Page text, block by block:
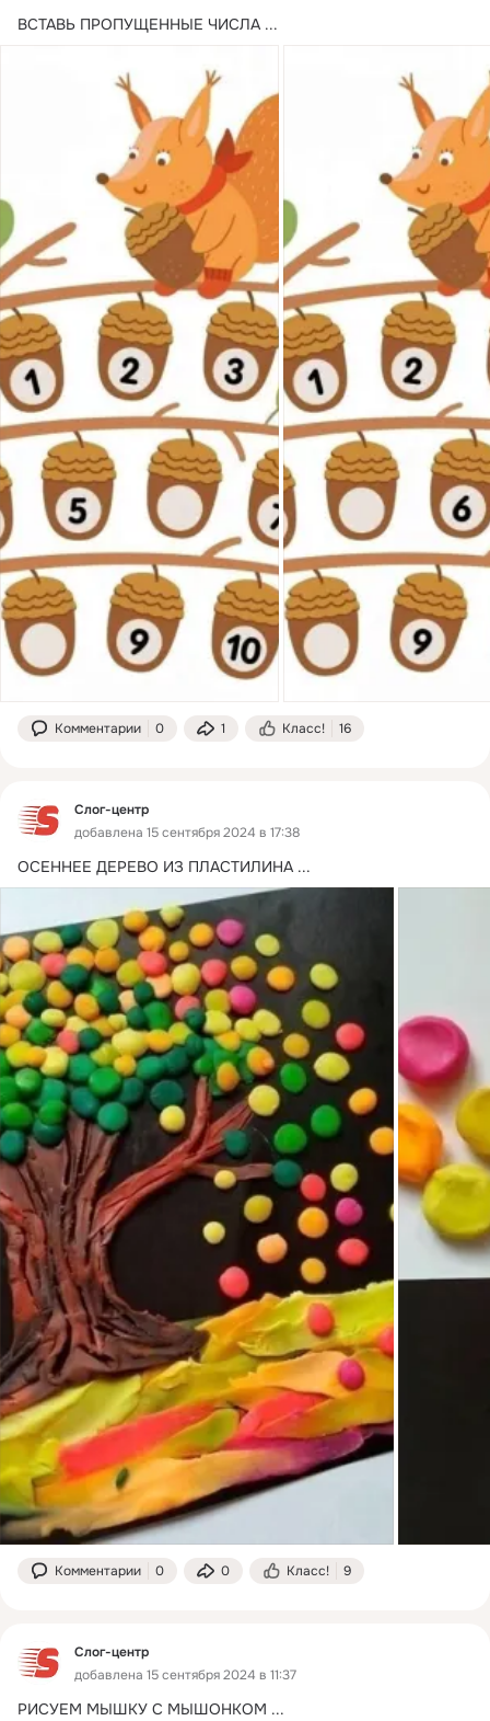
ВСТАВЬ ПРОПУЩЕННЫЕ ЧИСЛА ...
Комментарии 0 1 Класс! 16
Слог-центр
добавлена 15 сентября 2024 в 17:38
ОСЕННЕЕ ДЕРЕВО ИЗ ПЛАСТИЛИНА ...
Комментарии 0 0 Класс! 9
Слог-центр
добавлена 15 сентября 2024 в 11:37
РИСУЕМ МЫШКУ С МЫШОНКОМ ...